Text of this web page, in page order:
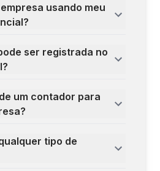
usando meu
ser registrada no
um contador para
tipo de